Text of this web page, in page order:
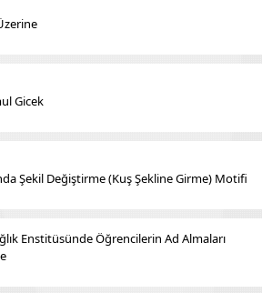
Gicek
Şekil Değiştirme (Kuş Şekline Girme) Motifi
Enstitüsünde Öğrencilerin Ad Almaları